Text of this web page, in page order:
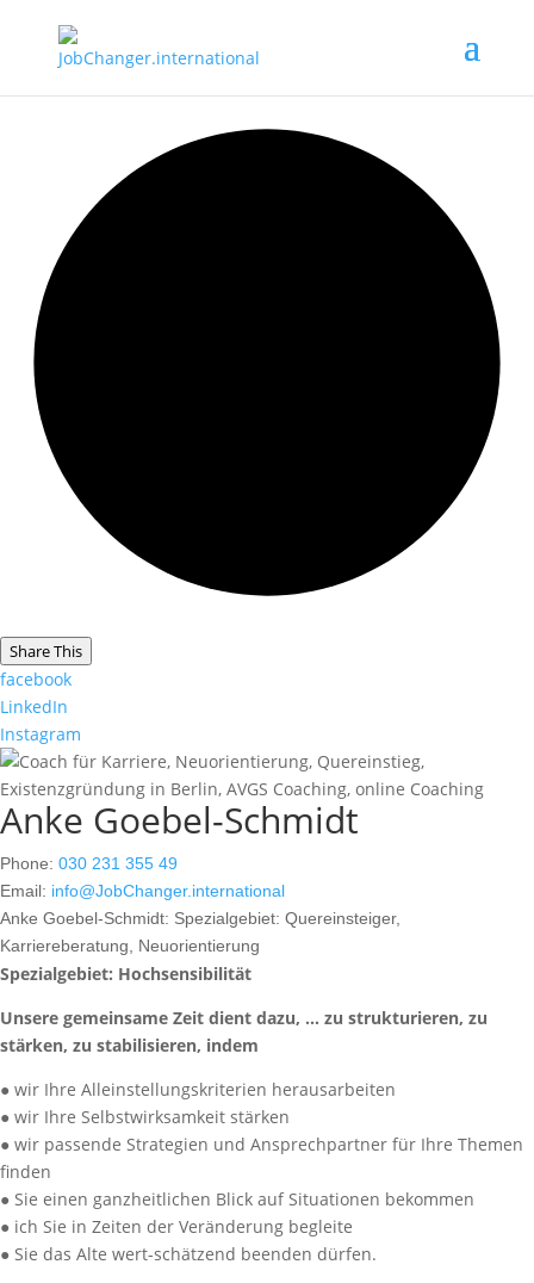
Share This
facebook
LinkedIn
Instagram
Anke Goebel-Schmidt
Phone: 030 231 355 49
Email: info@JobChanger.international
Anke Goebel-Schmidt: Spezialgebiet: Quereinsteiger,
Karriereberatung, Neuorientierung
Spezialgebiet: Hochsensibilität
Unsere gemeinsame Zeit dient dazu, … zu strukturieren, zu
stärken, zu stabilisieren, indem
● wir Ihre Alleinstellungskriterien herausarbeiten
● wir Ihre Selbstwirksamkeit stärken
● wir passende Strategien und Ansprechpartner für Ihre Themen
finden
● Sie einen ganzheitlichen Blick auf Situationen bekommen
● ich Sie in Zeiten der Veränderung begleite
● Sie das Alte wert-schätzend beenden dürfen.